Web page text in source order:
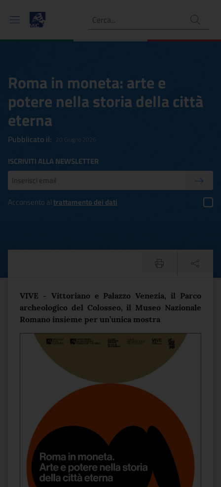
Ricerca
Roma in moneta: arte e
potere nella storia della città
eterna
Pubblicato il: 20 Giugno 2026
ISCRIVITI ALLA NEWSLETTER
Inserisci la tua mail
Acconsento altrattamento dei dati
Roma in moneta: arte e
Testo del comunicato
VIVE - Vittoriano e Palazzo Venezia, il Parco
archeologico del Colosseo, il Museo Nazionale
Romano insieme per un’unica mostra